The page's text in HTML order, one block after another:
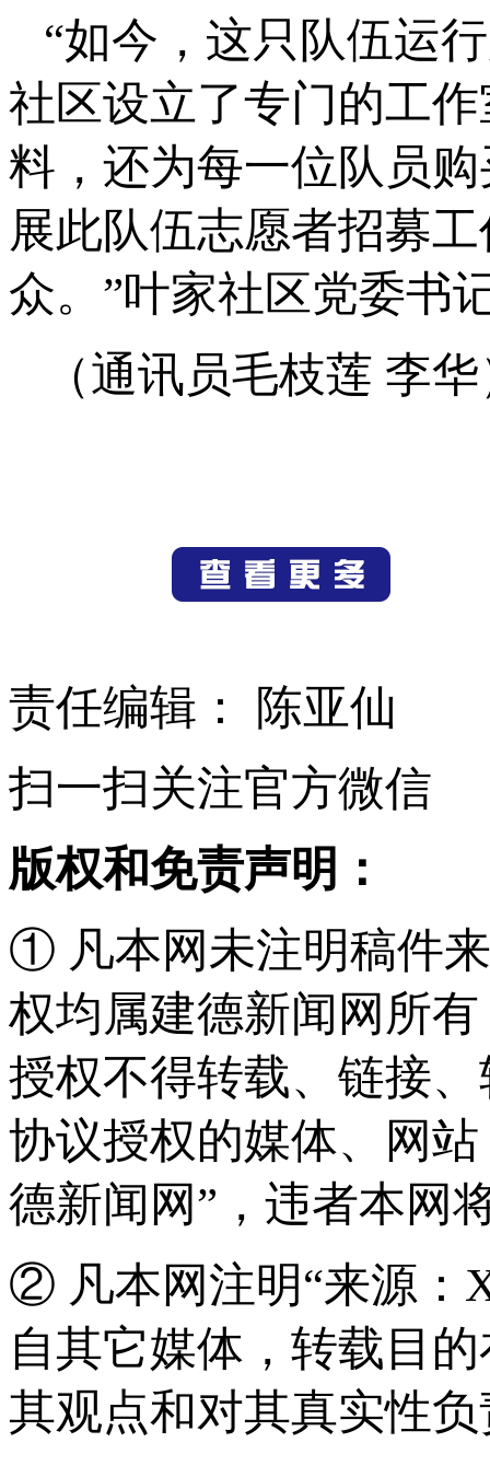
“如今，这只队伍运
社区设立了专门的工
料，还为每一位队员
展此队伍志愿者招募
众。”叶家社区党委书
（通讯员毛枝莲 李
责任编辑： 陈亚仙
扫一扫关注官方微信
版权和免责声明：
① 凡本网未注明稿件
权均属建德新闻网所
授权不得转载、链接
协议授权的媒体、网
德新闻网”，违者本网
② 凡本网注明“来源：
自其它媒体，转载目
其观点和对其真实性